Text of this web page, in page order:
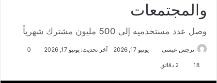
والمجتمعات
وصل عدد مستخدميه إلى 500 مليون مشترك شهرياً
نرجس عيسى يونيو 17, 2026 آخر تحديث: يونيو 17, 2026 0
18